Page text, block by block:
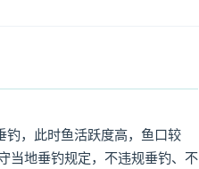
钓，此时鱼活跃度高，鱼口较
当地垂钓规定，不违规垂钓、不